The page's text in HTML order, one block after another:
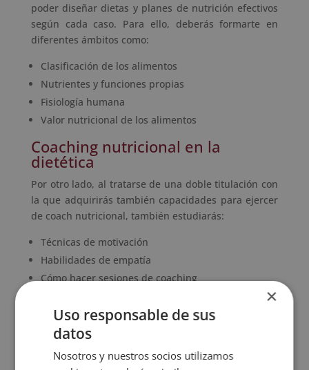
poder diseñar dietas y planes de nutrición efectivos
según cada caso. Para ello, deberás formarte en
diferentes ámbitos como:
Clasificación de los alimentos
Nutrientes y funciones propias
Fisiología humana
Valor nutricional de los alimentos
Coaching nutricional en la
dietética
Por otro lado, al tratarse de una doble titulación con
la que adquirirás también capacidades para ejercer
de coach nutricional, también estudiarás:
Técnicas de motivación
Habilidades de empatía
Cómo hacer sesiones de coaching
Así, toda la formación te dará una completa
radiografía del trabajo que ejerce un nutricionista
profesional y entenderás qué conocimientos se
×
Uso responsable de sus
datos
Nosotros y nuestros socios utilizamos